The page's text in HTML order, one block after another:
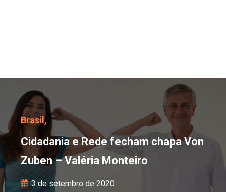
Cidadania e Rede
Brasil,
Cidadania e Rede fecham chapa Von
Zuben – Valéria Monteiro
3 de setembro de 2020